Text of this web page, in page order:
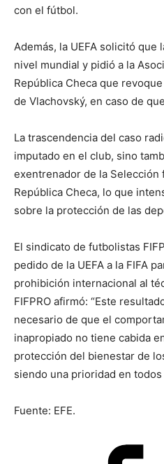
con el fútbol.
Además, la UEFA solicitó que
nivel mundial y pidió a la
República Checa que
de Vlachovský, en caso de
La trascendencia del caso
imputado en el club, sino
exentrenador de la Selección
República Checa, lo que
sobre la protección de las
El sindicato de futbolistas
pedido de la UEFA a la FIFA
prohibición internacional al
FIFPRO afirmó: “Este
necesario de que el
inapropiado no tiene cabida
protección del bienestar de
siendo una prioridad en
Fuente: EFE.